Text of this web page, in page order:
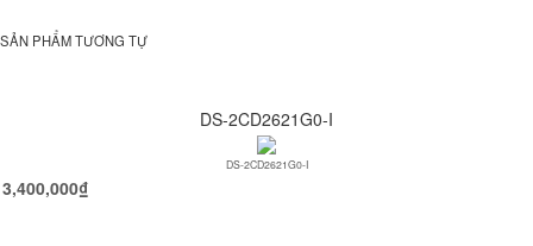
SẢN PHẨM TƯƠNG TỰ
DS-2CD2621G0-I
DS-2CD2621G0-I
3,400,000₫